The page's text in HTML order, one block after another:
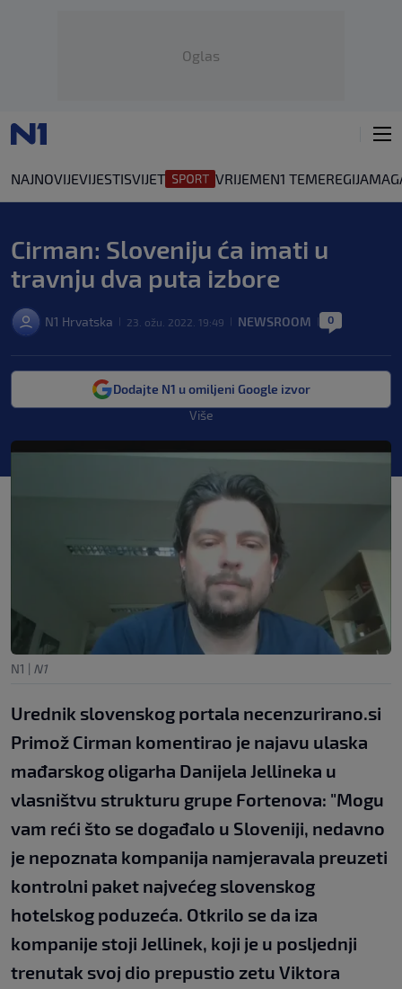
Oglas
NAJNOVIJEVIJESTISVIJET VRIJEMEN1 TEMEREGIJA
Cirman: Sloveniju ća imati u
travnju dva puta izbore
N1 Hrvatska 23. ožu. 2022. 19:49 NEWSROOM 0
Dodajte N1 u omiljeni Google izvor
Više
N1 | N1
Urednik slovenskog portala necenzurirano.si
Primož Cirman komentirao je najavu ulaska
mađarskog oligarha Danijela Jellineka u
vlasništvu strukturu grupe Fortenova: "Mogu
vam reći što se događalo u Sloveniji, nedavno
je nepoznata kompanija namjeravala preuzeti
kontrolni paket najvećeg slovenskog
hotelskog poduzeća. Otkrilo se da iza
kompanije stoji Jellinek, koji je u posljednji
trenutak svoj dio prepustio zetu Viktora